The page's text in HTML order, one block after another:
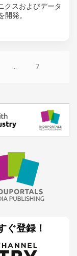
クスおよびデータ
発。
... 7
ぐ登録！